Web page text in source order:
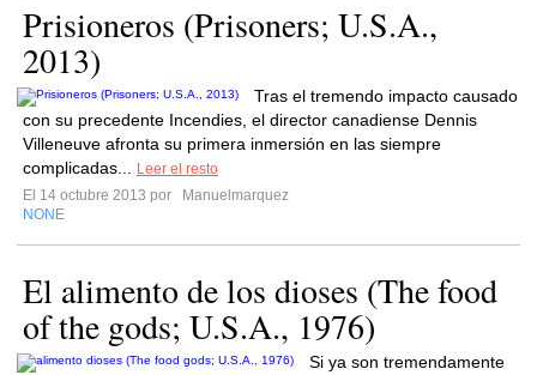
Prisioneros (Prisoners; U.S.A.,
2013)
Tras el tremendo impacto causado
con su precedente Incendies, el director canadiense Dennis
Villeneuve afronta su primera inmersión en las siempre
complicadas...
Leer el resto
El 14 octubre 2013 por
Manuelmarquez
NONE
El alimento de los dioses (The food
of the gods; U.S.A., 1976)
Si ya son tremendamente